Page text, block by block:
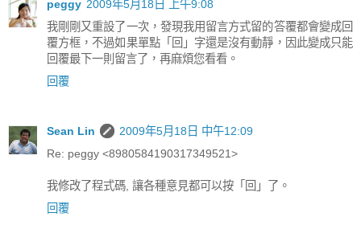
peggy 2009年5月18日 上午9:08
我剛剛又重設了一次，發現我用留言方式留的答覆都會變成回
覆方框，不過如果單點「回」字還是沒有動靜，因此變成只能
回覆最下一則留言了，再麻煩您看看。
回覆
Sean Lin
2009年5月18日 中午12:09
Re: peggy <8980584190317349521>
我修改了程式碼, 讓各種意見都可以按「回」了。
回覆